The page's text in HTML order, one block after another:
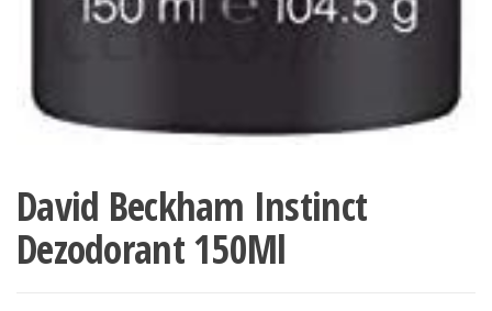
David Beckham Instinct
Dezodorant 150Ml